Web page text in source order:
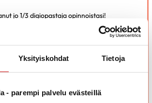
Yksityiskohdat Tietoja
- parempi palvelu evästeillä
jo 1/3 digiopastaja opinnoistasi!
nyt on hyvä pitää pieni tauko ja sulatella
OSAAN 2